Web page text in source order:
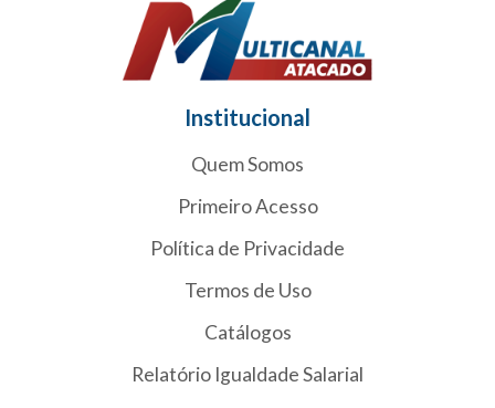
Institucional
Quem Somos
Primeiro Acesso
Política de Privacidade
Termos de Uso
Catálogos
Relatório Igualdade Salarial